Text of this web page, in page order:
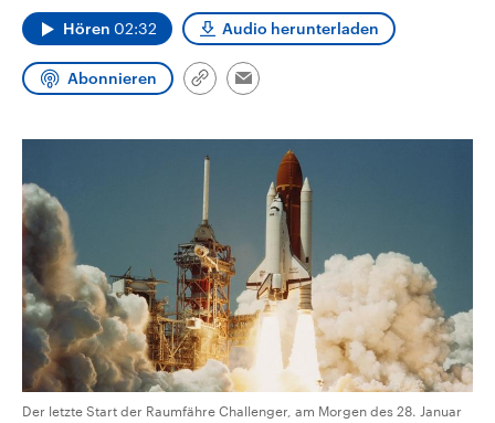
Landtag. Seit 2021 wird das
Bundesland von einer Koalition aus
CDU, SPD und FDP regiert.-
Umfragen, Prognosen,
Wahlprogramme, aktuelle Berichte
und Hintergründe zu den Parteien
Wahl.
den mächtigsten Ländern
mit großem Einfluss auf
aktuelle Weltgeschehen.
Sendungen Programm
Hören 02:32 Audio herunterladen
Abonnieren
Link
Email
Der letzte Start der Raumfähre Challenger, am Morgen des 28. Januar